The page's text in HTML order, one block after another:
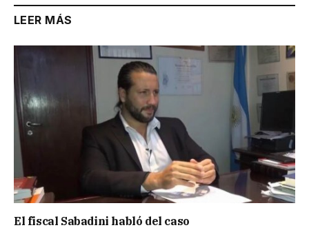
LEER MÁS
El fiscal Sabadini habló del caso